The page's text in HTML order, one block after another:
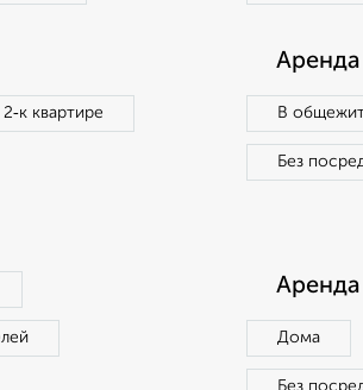
2‑к квартире В
Без
Дома
Без